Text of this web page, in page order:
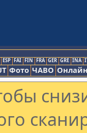
ESP FAI FIN FRA GER GRE INA
Фото ЧАВО